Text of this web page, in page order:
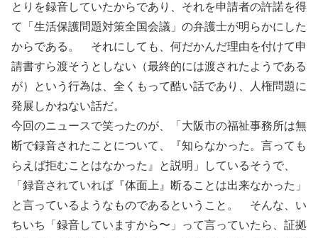
とりを録音していたからであり、それを申請者の許諾を得
て「生活保護問題対策全国会議」の弁護士が明らかにした
からである。 それにしても、何だかんだ理由を付けて申
請書すら渡そうとしない（最終的には渡されたようである
が）という行為は、全くもって酷い話であり、人権問題に
発展しかねない話だ。
今回のニュースで笑ったのが、「大阪市の福祉事務所は無
断で録音されたことについて、『知らなかった。言っても
らえば拒むことはなかった』と説明」しているそうで、
「録音されていれば『体面上』断ることは出来なかった」
と言っているようなものであるということ。 そんな、い
ちいち「録音していますから〜」って言っていたら、証拠